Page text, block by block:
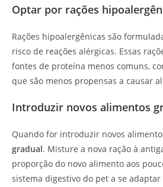
Optar por rações
Rações hipoalergênicas são
risco de reações alérgicas. Essas
fontes de proteína menos comuns,
que são menos propensas a causar
Introduzir novos alimentos
Quando for introduzir novos
gradual. Misture a nova ração à
proporção do novo alimento aos
sistema digestivo do pet a se